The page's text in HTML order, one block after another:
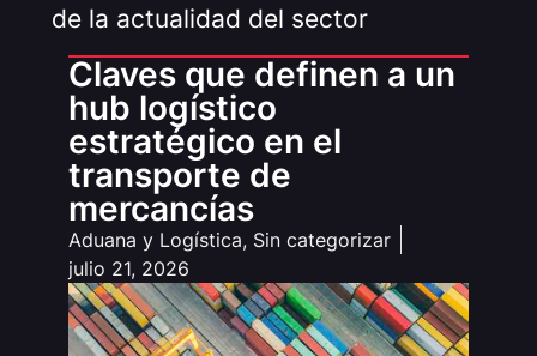
de la actualidad del sector
Claves que definen a un
hub logístico
estratégico en el
transporte de
mercancías
Aduana y Logística, Sin categorizar
julio 21, 2026